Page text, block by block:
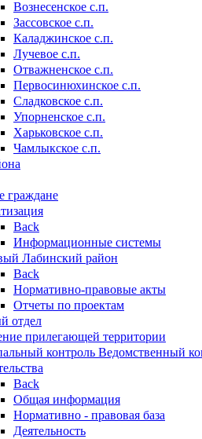
Вознесенское с.п.
Зассовское с.п.
Каладжинское с.п.
Лучевое с.п.
Отважненское с.п.
Первосинюхинское с.п.
Сладковское с.п.
Упорненское с.п.
Харьковское с.п.
Чамлыкское с.п.
граждане
Back
Информационные системы
Лабинский район
Back
Нормативно-правовые акты
Отчеты по проектам
отдел
прилегающей территории
контроль Ведомственный
Back
Общая информация
Нормативно - правовая база
Деятельность